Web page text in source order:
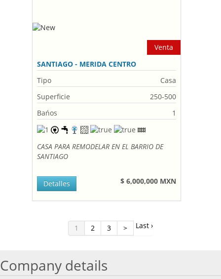
Venta
SANTIAGO - MERIDA CENTRO
Tipo
Casa
Superficie
250-500
Bańos
1
CASA PARA REMODELAR EN EL BARRIO DE
SANTIAGO
$ 6,000,000 MXN
Detalles
1 2 3 > Last ›
Company details